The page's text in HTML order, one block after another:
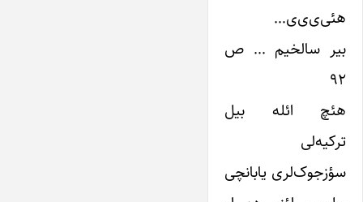
هئی‌ی‌ی‌ی…
بیر سالخیم … ص
۹۲
هئچ ائله بیل
ترکیه‌‌‌‌‌لی
سؤزجوک‌‌‌‌‌لری یابانچی